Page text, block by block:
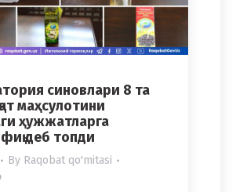
синовлари 8 та
маҳсулотини
ҳужжатларга
деб топди
By Raqobat qo'mitasi